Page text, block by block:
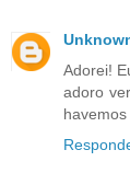
Adorei!
adoro